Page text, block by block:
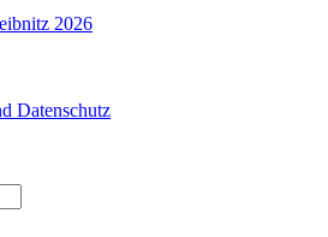
2026
Datenschutz